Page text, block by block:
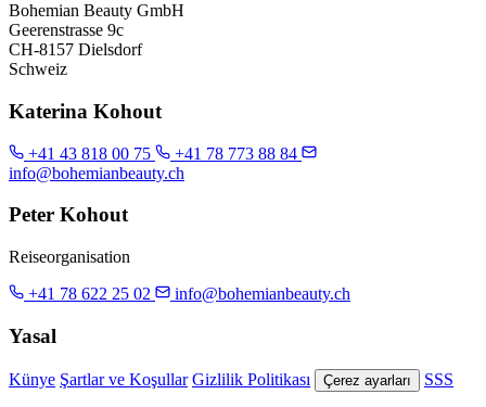
Bohemian Beauty GmbH
Geerenstrasse 9c
CH-8157 Dielsdorf
Schweiz
Katerina Kohout
+41 43 818 00 75
+41 78 773 88 84
info@bohemianbeauty.ch
Peter Kohout
Reiseorganisation
+41 78 622 25 02
info@bohemianbeauty.ch
Yasal
Künye Şartlar ve Koşullar Gizlilik Politikası Çerez ayarları SSS